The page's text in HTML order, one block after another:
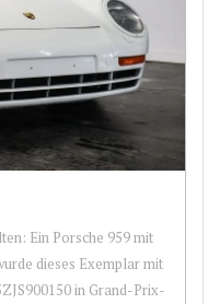
Ein Porsche 959 mit
dieses Exemplar mit
in Grand-Prix-